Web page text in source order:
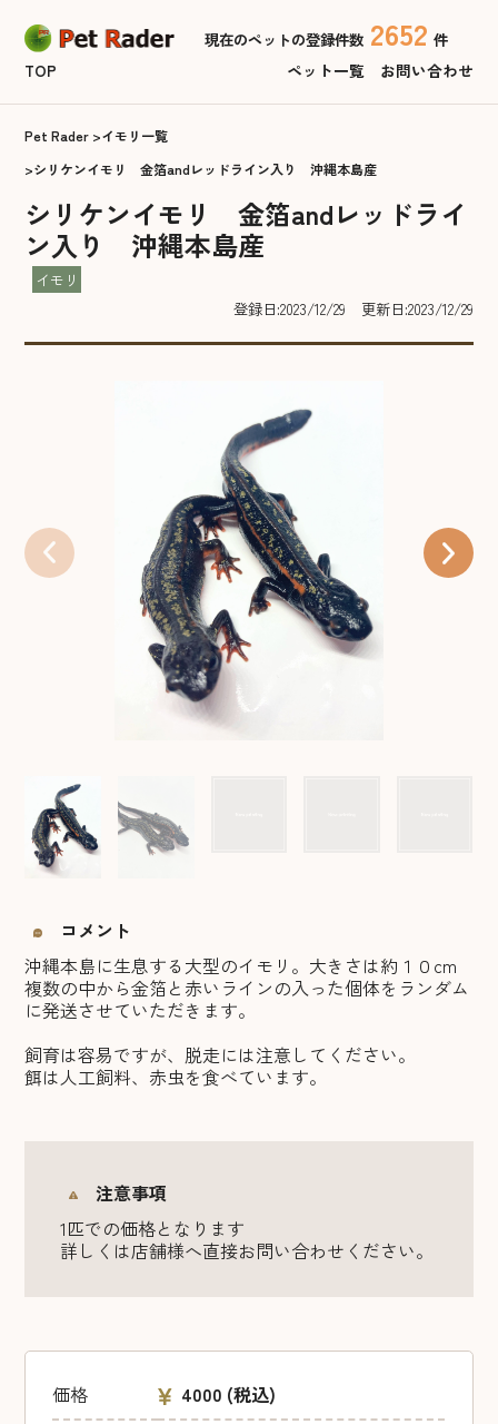
現在のペットの登録件数 2652 件
TOP
ペット一覧 お問い合わせ
Pet Rader
イモリ一覧
シリケンイモリ 金箔andレッドライン入り 沖縄本島産
シリケンイモリ 金箔andレッドライ
ン入り 沖縄本島産
イモリ
登録日:2023/12/29
更新日:2023/12/29
コメント
沖縄本島に生息する大型のイモリ。大きさは約１０cm
複数の中から金箔と赤いラインの入った個体をランダム
に発送させていただきます。
飼育は容易ですが、脱走には注意してください。
餌は人工飼料、赤虫を食べています。
注意事項
1匹での価格となります
詳しくは店舗様へ直接お問い合わせください。
価格 4000 (税込)